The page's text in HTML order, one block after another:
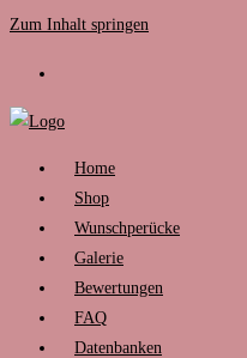
Zum Inhalt springen
Home
Shop
Wunschperücke
Galerie
Bewertungen
FAQ
Datenbanken